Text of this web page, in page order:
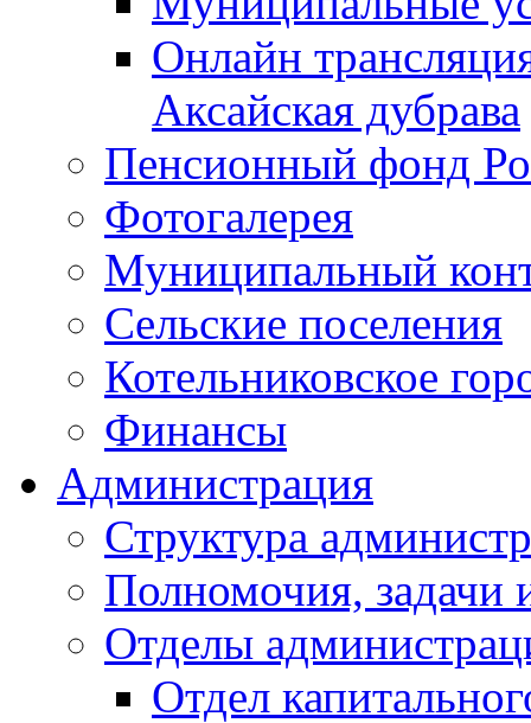
Онлайн
Аксайская дубрава
Пенсионный фонд
Фотогалерея
Муниципальный
Сельские поселения
Котельниковское
Финансы
Администрация
Структура
Полномочия, задачи
Отделы
Отдел